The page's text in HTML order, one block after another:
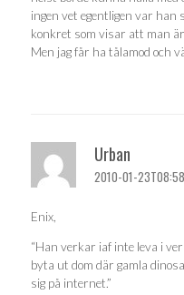
ingen vet egentligen var han
konkret som visar att man
Men jag får ha tålamod och
Urban
2010-01-
Enix,
“Han verkar iaf inte leva i
byta ut dom där gamla
sig på internet.”